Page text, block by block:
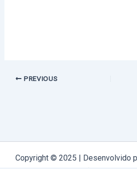
PREVIOUS
Copyright © 2025 | Desenvolvido